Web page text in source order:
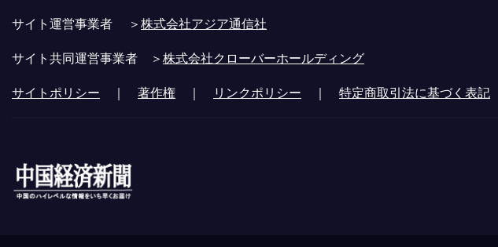
サイト運営事業者 ＞株式会社アジア通信社
サイト共同運営事業者 ＞株式会社クローバーホールディング
サイトポリシー ｜ 著作権 ｜ リンクポリシー ｜ 特定商取引法に基づく表記